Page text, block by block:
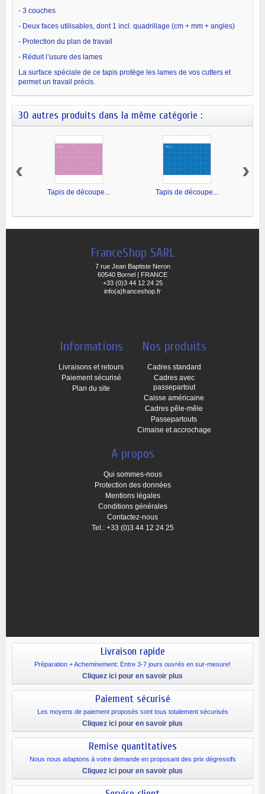
- 3 couches
- Deux faces utilisables, dont 1 incl. quadrillage (cm + mm + angles)
- Protection du plan de travail
- Réduit l’usure des lames
La surface spéciale de ce tapis protège les lames de vos cutters et
permet un travail précis.
30 autres produits dans la même catégorie :
Tapis de découpe... Tapis de découpe...
‹ ›
FranceShop SARL
7 rue Jean Baptiste Neron
60540 Bornel | FRANCE
+33 (0)3 44 12 24 25
info(a)franceshop.fr
Informations
Livraisons et retours
Paiement sécurisé
Plan du site
Nos produits
Cadres standard
Cadres avec
passepartout
Caisse américaine
Cadres pêle-mêle
Passepartouts
Cimaise et accrochage
A propos
Qui sommes-nous
Protection des données
Mentions légales
Conditions générales
Contactez-nous
Tel.: +33 (0)3 44 12 24 25
Livraison rapide
Préparation + Acheminement: Entre 3-7 jours ouvrés en sur-mesure!
Cliquez ici pour en savoir plus
Paiement sécurisé
Les moyens de paiement proposés sont tous totalement sécurisés
Cliquez ici pour en savoir plus
Remise quantitatives
Nous nous adaptons à votre demande en proposant des prix dégressifs
Cliquez ici pour en savoir plus